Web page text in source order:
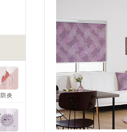
防炎